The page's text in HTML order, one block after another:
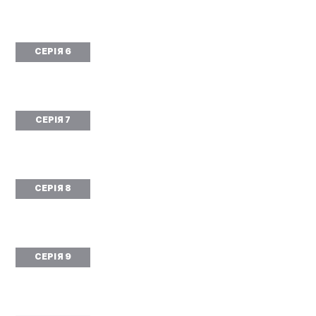
СЕРІЯ 6
СЕРІЯ 7
СЕРІЯ 8
СЕРІЯ 9